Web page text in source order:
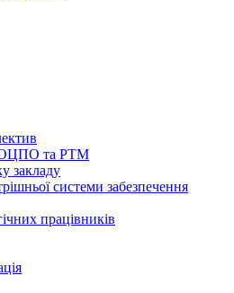
ОЦПО та РТМ
закладу
системи забезпечення
працівників